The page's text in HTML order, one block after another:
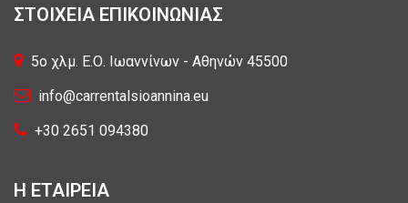
ΣΤΟΙΧΕΙΑ ΕΠΙΚΟΙΝΩΝΙΑΣ
5o χλμ. Ε.Ο. Ιωαννίνων - Αθηνών 45500
info@carrentalsioannina.eu
+30 2651 094380
Η ΕΤΑΙΡΕΙΑ